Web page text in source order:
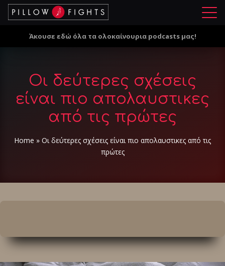
Μ
ο
Άκουσε εδώ όλα τα ολοκαίνουρια podcasts μας!
Οι δεύτερες σχέσεις
είναι πιο απολαυστικες
από τις πρώτες
Home » Οι δεύτερες σχέσεις είναι πιο απολαυστικες από τις
πρώτες